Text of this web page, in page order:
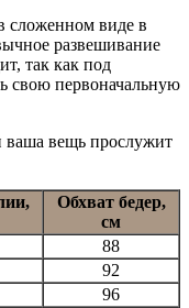
сложенном виде в
развешивание
так как под
свою первоначальную
ваша вещь прослужит
Обхват бедер,
см
88
92
96